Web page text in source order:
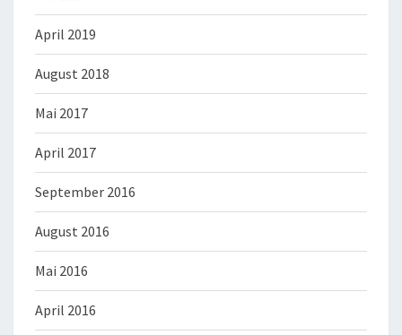
April 2019
August 2018
Mai 2017
April 2017
September 2016
August 2016
Mai 2016
April 2016